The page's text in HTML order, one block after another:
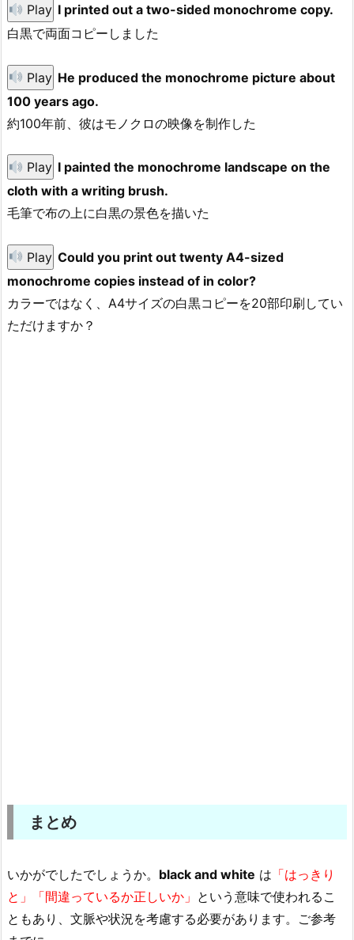
Play I printed out a two-sided monochrome copy.
白黒で両面コピーしました
Play He produced the monochrome picture about
100 years ago.
約100年前、彼はモノクロの映像を制作した
Play I painted the monochrome landscape on the
cloth with a writing brush.
毛筆で布の上に白黒の景色を描いた
Play Could you print out twenty A4-sized
monochrome copies instead of in color?
カラーではなく、A4サイズの白黒コピーを20部印刷してい
ただけますか？
まとめ
いかがでしたでしょうか。 black and white は 「はっきり
と」「間違っているか正しいか」 という意味で使われるこ
ともあり、文脈や状況を考慮する必要があります。ご参考